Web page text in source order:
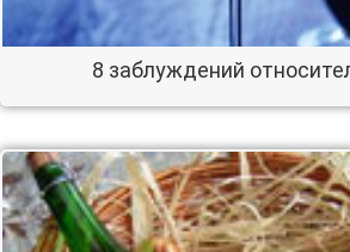
8 заблуждений